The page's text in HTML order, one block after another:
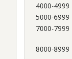
4000-4999
5000-6999
7000-7999
8000-8999